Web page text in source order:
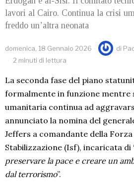
lavori al Cairo. Continua la crisi
freddo un’altra neonata
domenica, 18 Gennaio 2026 di
2 minuti di lettura
La seconda fase del piano
formalmente in funzione mentre
umanitaria continua ad
annunciato la nomina del
Jeffers a comandante della
Stabilizzazione (Isf), incaricata di
preservare la pace e creare un
dal terrorismo”.